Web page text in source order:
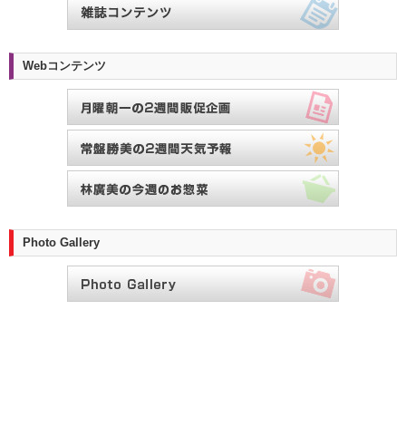
Webコンテンツ
Photo Gallery